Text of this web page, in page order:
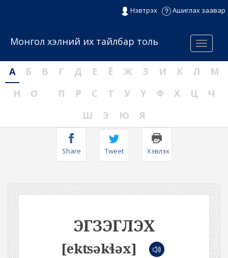
Нэвтрэх Ашиглах заавар
Menu
Монгол хэлний их тайлбар толь
А Б В Г Д Е Ё Ж З И К Л
М
Н
О П Р С Т У Ү Ф Х Ц
Ч
Ш
Э Ю Я
Share Tweet Хэвлэх
ЭГЗЭГЛЭХ
[ekʦəkɬəx]